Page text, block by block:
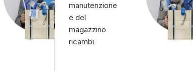
manutenzione
e del
magazzino
ricambi